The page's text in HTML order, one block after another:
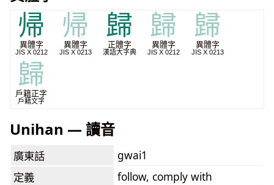
帰
異體字
JIS X 0212
帰
異體字
JIS X 0213
歸
正體字
漢語大字典
歸
異體字
JIS X 0212
歸
異體字
JIS X 0213
歸
戶籍正字
戶籍文字
Unihan — 讀音
廣東話
gwai1
定義
follow, comply with